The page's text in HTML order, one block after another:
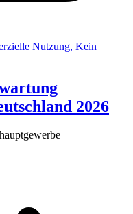
2026